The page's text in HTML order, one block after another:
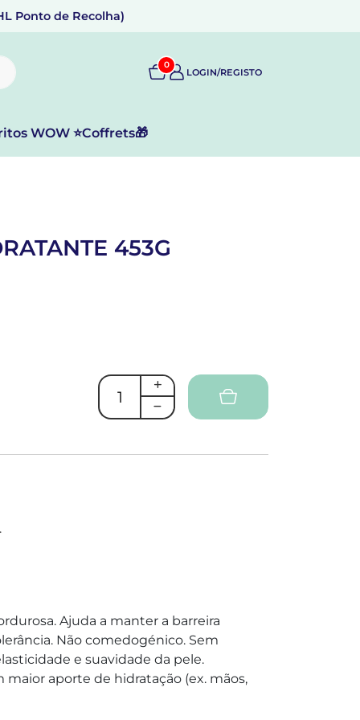
Ponto de Recolha)
0
LOGIN/REGISTO
WOW ⭐Coffrets🎁
453G
Ajuda a manter a barreira
Não comedogénico. Sem
e suavidade da pele.
aporte de hidratação (ex. mãos,